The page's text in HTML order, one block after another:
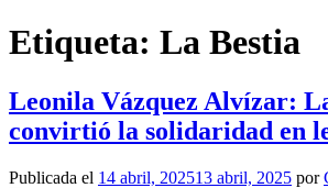
Etiqueta: La Bestia
Leonila Vázquez Alvízar:
convirtió la solidaridad en
Publicada el 14 abril, 202513 abril, 2025 por